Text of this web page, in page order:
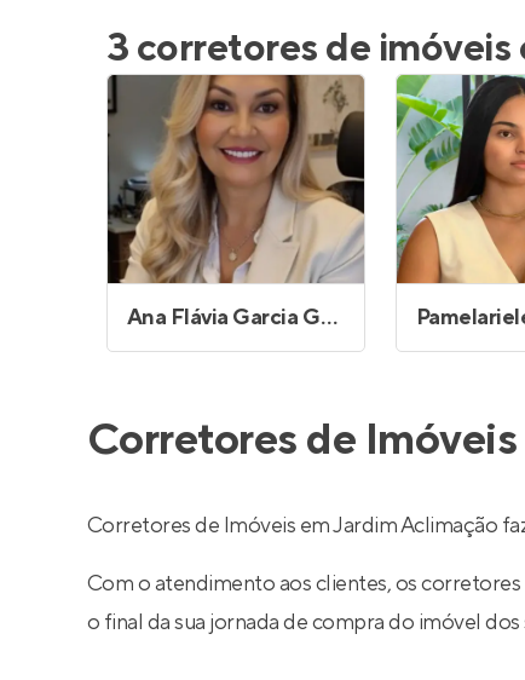
3 corretores de
Ana Flávia Garcia Gonçalves
Corretores de
Corretores de Imóveis em Jardim Aclimação
Com o atendimento aos clientes, os
o final da sua jornada de compra do imóvel dos